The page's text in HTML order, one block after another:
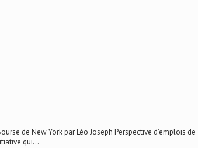
Bourse de New York par Léo Joseph Perspective
qui...